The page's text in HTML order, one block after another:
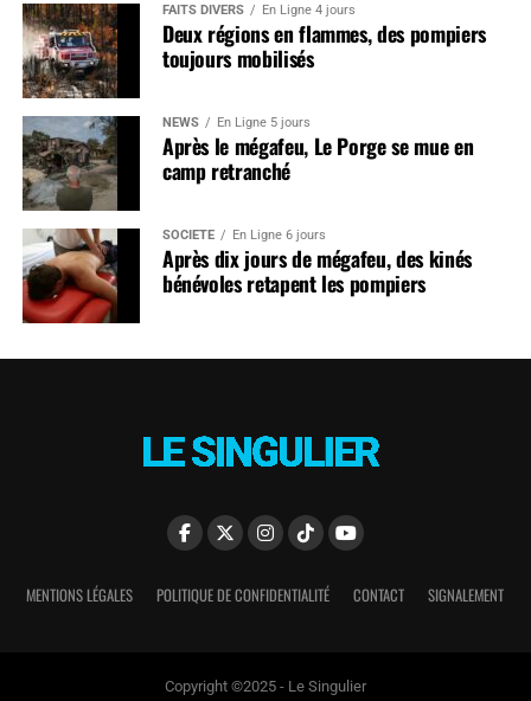
FAITS DIVERS En Ligne 4 jours
Deux régions en flammes, des pompiers
toujours mobilisés
NEWS En Ligne 5 jours
Après le mégafeu, Le Porge se mue en
camp retranché
SOCIÉTÉ En Ligne 6 jours
Après dix jours de mégafeu, des kinés
bénévoles retapent les pompiers
MENTIONS LÉGALES POLITIQUE DE CONFIDENTIALITÉ CONTACT SIGNALEMENT
Copyright ©2025 - Le Singulier